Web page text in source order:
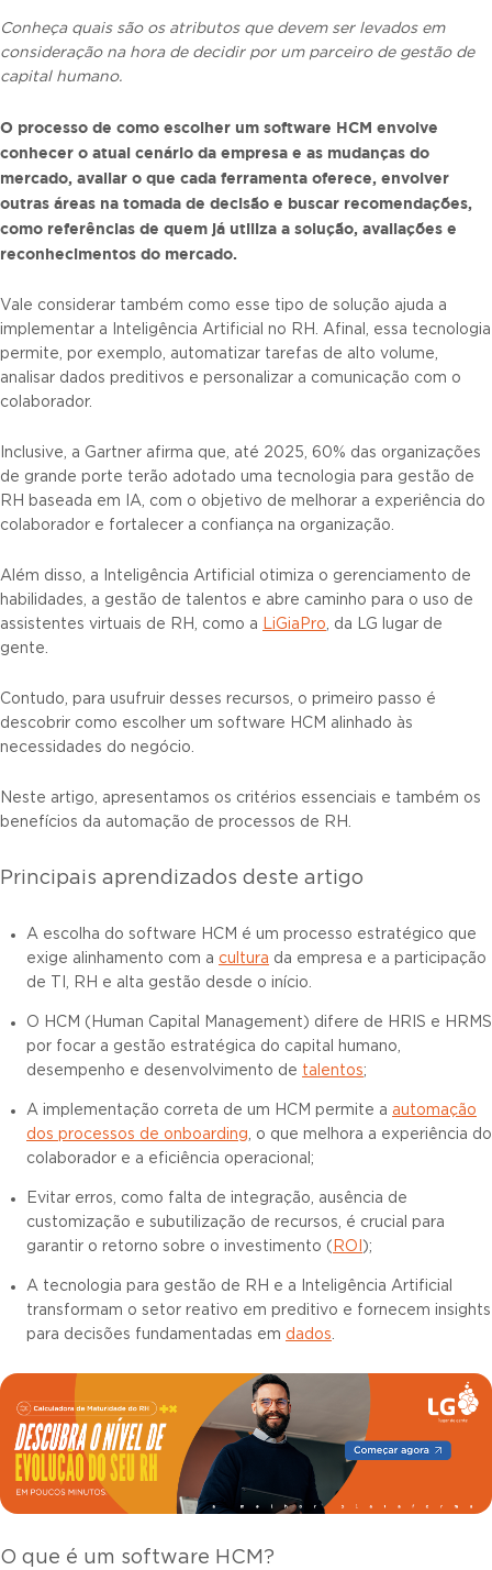
Conheça quais são os atributos que devem ser levados em
consideração na hora de decidir por um parceiro de gestão de
capital humano.
O processo de como escolher um software HCM envolve
conhecer o atual cenário da empresa e as mudanças do
mercado, avaliar o que cada ferramenta oferece, envolver
outras áreas na tomada de decisão e buscar recomendações,
como referências de quem já utiliza a solução, avaliações e
reconhecimentos do mercado.
Vale considerar também como esse tipo de solução ajuda a
implementar a Inteligência Artificial no RH. Afinal, essa tecnologia
permite, por exemplo, automatizar tarefas de alto volume,
analisar dados preditivos e personalizar a comunicação com o
colaborador.
Inclusive, a Gartner afirma que, até 2025, 60% das organizações
de grande porte terão adotado uma tecnologia para gestão de
RH baseada em IA, com o objetivo de melhorar a experiência do
colaborador e fortalecer a confiança na organização.
Além disso, a Inteligência Artificial otimiza o gerenciamento de
habilidades, a gestão de talentos e abre caminho para o uso de
assistentes virtuais de RH, como a LiGiaPro, da LG lugar de
gente.
Contudo, para usufruir desses recursos, o primeiro passo é
descobrir como escolher um software HCM alinhado às
necessidades do negócio.
Neste artigo, apresentamos os critérios essenciais e também os
benefícios da automação de processos de RH.
Principais aprendizados deste artigo
A escolha do software HCM é um processo estratégico que
exige alinhamento com a cultura da empresa e a participação
de TI, RH e alta gestão desde o início.
O HCM (Human Capital Management) difere de HRIS e HRMS
por focar a gestão estratégica do capital humano,
desempenho e desenvolvimento de talentos;
A implementação correta de um HCM permite a automação
dos processos de onboarding, o que melhora a experiência do
colaborador e a eficiência operacional;
Evitar erros, como falta de integração, ausência de
customização e subutilização de recursos, é crucial para
garantir o retorno sobre o investimento ( ROI );
A tecnologia para gestão de RH e a Inteligência Artificial
transformam o setor reativo em preditivo e fornecem insights
para decisões fundamentadas em dados.
O que é um software HCM?